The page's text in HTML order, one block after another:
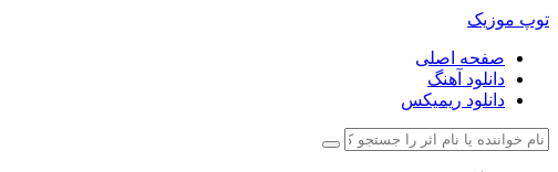
توپ موزیک
صفحه اصلی
دانلود آهنگ
دانلود ریمیکس